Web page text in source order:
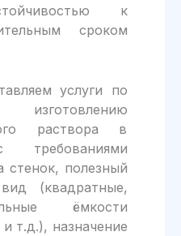
к
сроком
услуги по
изготовлению
раствора в
требованиями
стенок, полезный
(квадратные,
ёмкости
т.д.), назначение